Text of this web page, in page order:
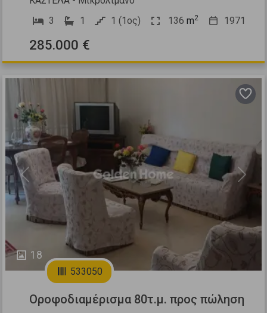
3
1 1 (1ος) 136 m2 1971
285.000 €
18
Previous Next
533050
Οροφοδιαμέρισμα 80τ.μ. προς πώληση